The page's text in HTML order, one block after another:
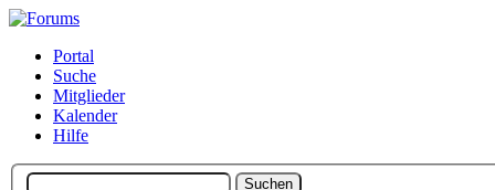
Portal
Suche
Mitglieder
Kalender
Hilfe